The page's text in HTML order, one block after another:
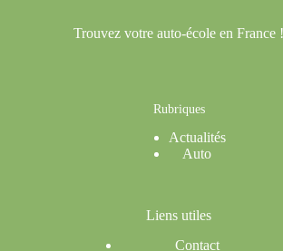
Trouvez votre auto-école en France !
Rubriques
Actualités
Auto
Liens utiles
Contact